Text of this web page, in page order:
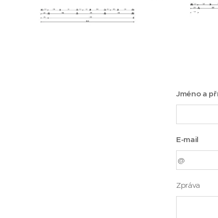
Jméno a
E-mail
Zpráva